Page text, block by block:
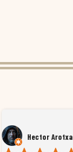
Hector Arotxa